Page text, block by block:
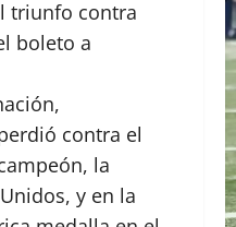
triunfo contra
boleto a
contra el
la
y en la